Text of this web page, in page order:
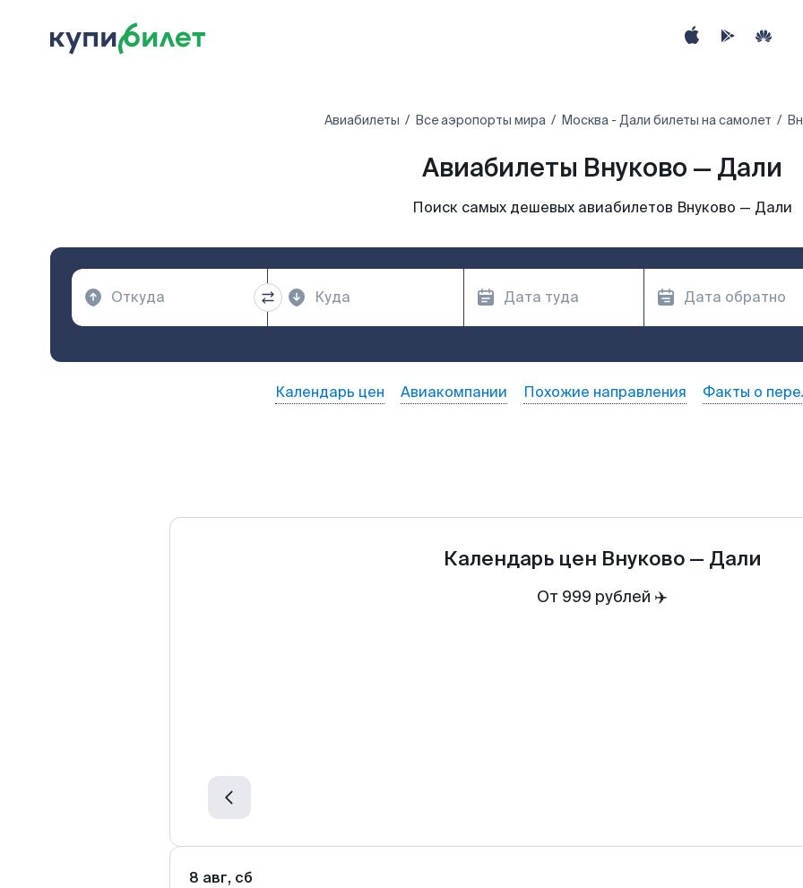
Авиабилеты Все аэропорты мира Москва - Дали билеты на самолет
Авиабилеты Внуково — Дали
Поиск самых дешевых авиабилетов Внуково — Дали
Календарь цен Авиакомпании Похожие направления Факты о
Календарь цен Внуково — Дали
От 999 рублей ✈️
8 авг, сб